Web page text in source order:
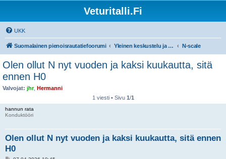
Veturitalli.Fi
UKK
Suomalainen pienoisrautatiefoorumi Yleinen keskustelu ja muut mittakaavat N-scale
Olen ollut N nyt vuoden ja kaksi kuukautta, sitä
ennen H0
Valvojat: jhr, Hermanni
1 viesti • Sivu 1/1
hannun rata
Konduktööri
Olen ollut N nyt vuoden ja kaksi kuukautta, sitä ennen
H0